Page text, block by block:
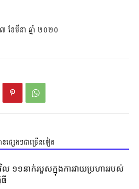
ខែមីនា ឆ្នាំ ២០២០
ផ្សេងៗជាច្រើនទៀត
១១នាក់របួសក្នុងការវាយប្រហាររបស់